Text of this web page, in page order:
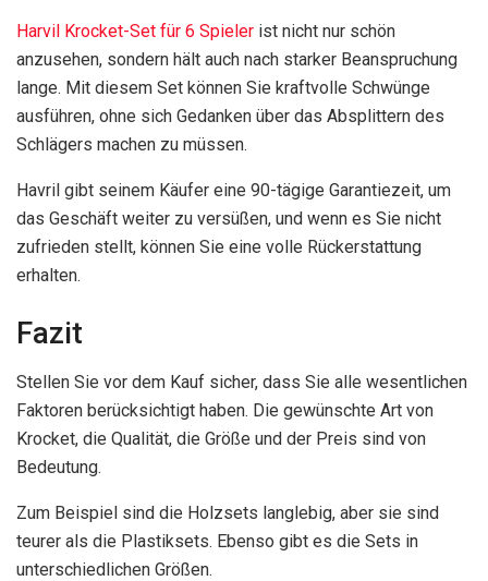
Harvil Krocket-Set für 6 Spieler ist nicht nur schön
anzusehen, sondern hält auch nach starker Beanspruchung
lange. Mit diesem Set können Sie kraftvolle Schwünge
ausführen, ohne sich Gedanken über das Absplittern des
Schlägers machen zu müssen.
Havril gibt seinem Käufer eine 90-tägige Garantiezeit, um
das Geschäft weiter zu versüßen, und wenn es Sie nicht
zufrieden stellt, können Sie eine volle Rückerstattung
erhalten.
Fazit
Stellen Sie vor dem Kauf sicher, dass Sie alle wesentlichen
Faktoren berücksichtigt haben. Die gewünschte Art von
Krocket, die Qualität, die Größe und der Preis sind von
Bedeutung.
Zum Beispiel sind die Holzsets langlebig, aber sie sind
teurer als die Plastiksets. Ebenso gibt es die Sets in
unterschiedlichen Größen.